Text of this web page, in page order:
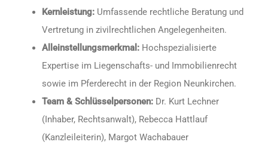
Kernleistung:Umfassende rechtliche Beratung und
Vertretung in zivilrechtlichen Angelegenheiten.
Alleinstellungsmerkmal:Hochspezialisierte
Expertise im Liegenschafts- und Immobilienrecht
sowie im Pferderecht in der Region Neunkirchen.
Team & Schlüsselpersonen:Dr. Kurt Lechner
(Inhaber, Rechtsanwalt), Rebecca Hattlauf
(Kanzleileiterin), Margot Wachabauer